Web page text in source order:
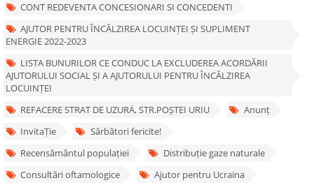
CONT REDEVENTA CONCESIONARI SI CONCEDENTI
AJUTOR PENTRU ÎNCĂLZIREA LOCUINȚEI ȘI SUPLIMENT
ENERGIE 2022-2023
LISTA BUNURILOR CE CONDUC LA EXCLUDEREA ACORDĂRII
AJUTORULUI SOCIAL ȘI A AJUTORULUI PENTRU ÎNCĂLZIREA
LOCUINȚEI
REFACERE STRAT DE UZURÄ‚ STR.POȘTEI URIU
Anunț
InvitaȚie
Sărbători fericite!
Recensământul populației
Distribuție gaze naturale
Consultări oftamologice
Ajutor pentru Ucraina